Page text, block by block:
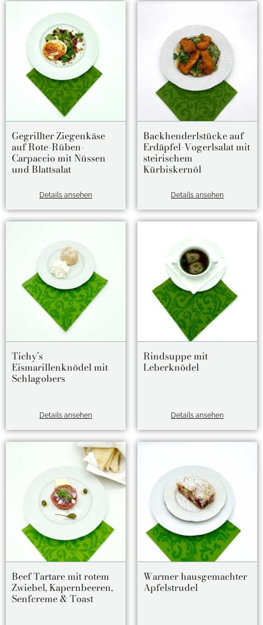
Gegrillter Ziegenkäse
auf Rote-Rüben-
Carpaccio mit Nüssen
und Blattsalat
Details ansehen
Backhenderlstücke auf
Erdäpfel-Vogerlsalat mit
steirischem
Kürbiskernöl
Details ansehen
Tichy’s
Eismarillenknödel mit
Schlagobers
Details ansehen
Rindsuppe mit
Leberknödel
Details ansehen
Beef Tartare mit rotem
Zwiebel, Kapernbeeren,
Senfcreme & Toast
Warmer hausgemachter
Apfelstrudel